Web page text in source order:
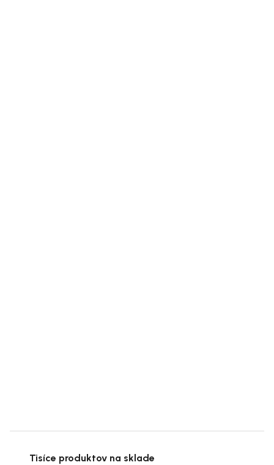
Tisíce produktov na sklade